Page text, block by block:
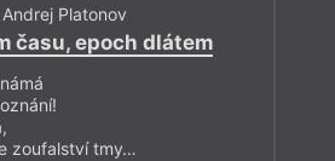
Andrej Platonov
času, epoch dlátem
zoufalství tmy…